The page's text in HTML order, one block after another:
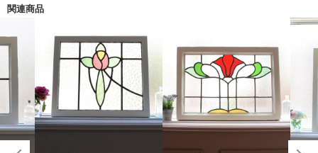
関連商品